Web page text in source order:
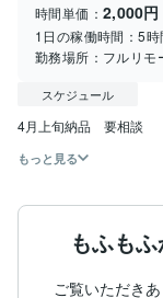
時間単価： 2,000円
1日の稼働時間：5時
勤務場所： フルリモ
スケジュール
4月上旬納品　要相談
もっと見る
もふも
ご覧いただき